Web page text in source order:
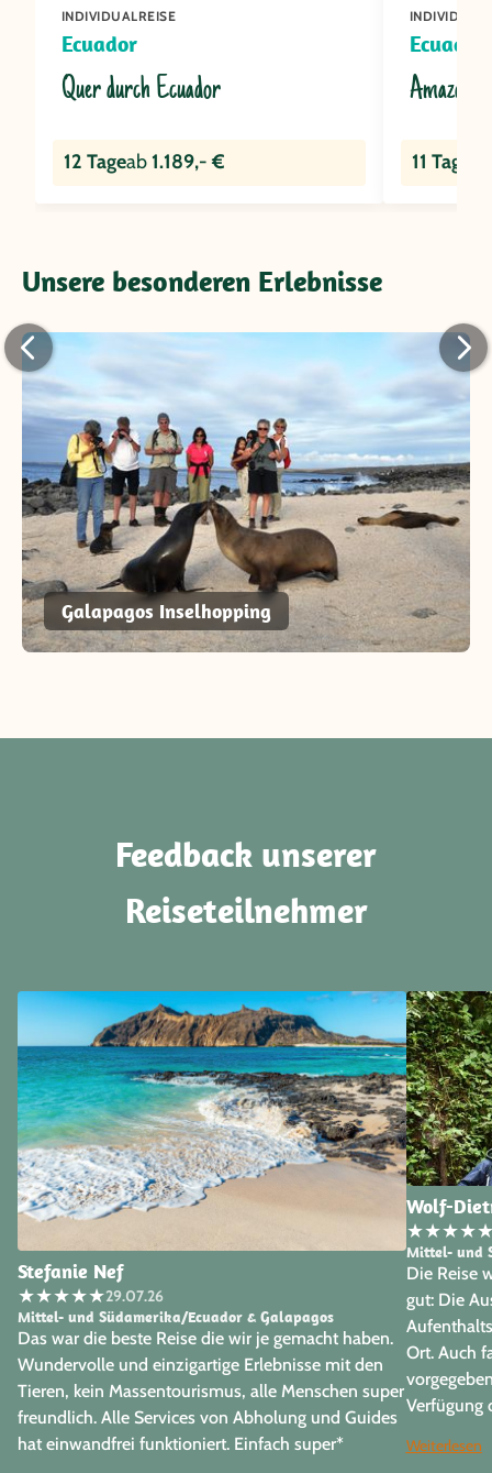
INDIVIDUALREISE
Ecuador
Quer durch Ecuador
12 Tageab1.189,- €
Ecuador
11 Tage
Unsere besonderen Erlebnisse
Galapagos Inselhopping
Feedback unserer
Reiseteilnehmer
Stefanie Nef
★★★★★29.07.26
Mittel- und Südamerika/Ecuador & Galapagos
Das war die beste Reise die wir je gemacht haben.
Wundervolle und einzigartige Erlebnisse mit den
Tieren, kein Massentourismus, alle Menschen super
freundlich. Alle Services von Abholung und Guides
hat einwandfrei funktioniert. Einfach super*
Wolf-
★★★★
Mittel- und
Die Reise
gut: Die
Ort. Auch
Verfügung
als absolut
Weiterlesen